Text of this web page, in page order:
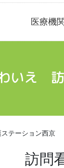
医療機
いえ 訪
テーション西京
訪問